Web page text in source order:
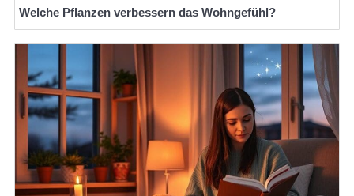
Welche Pflanzen verbessern das Wohngefühl?